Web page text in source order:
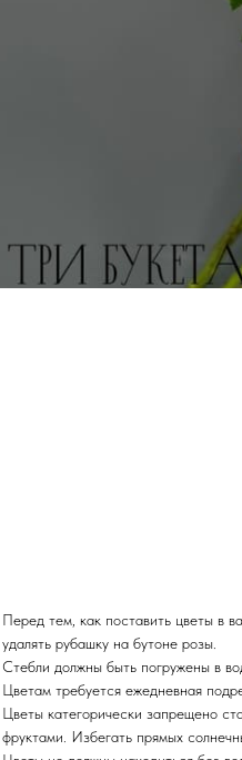
Перед тем, как поставить цветы в
удалять рубашку на бутоне розы.
Стебли должны быть погружены в
Цветам требуется ежедневная
Цветы категорически запрещено
фруктами. Избегать прямых